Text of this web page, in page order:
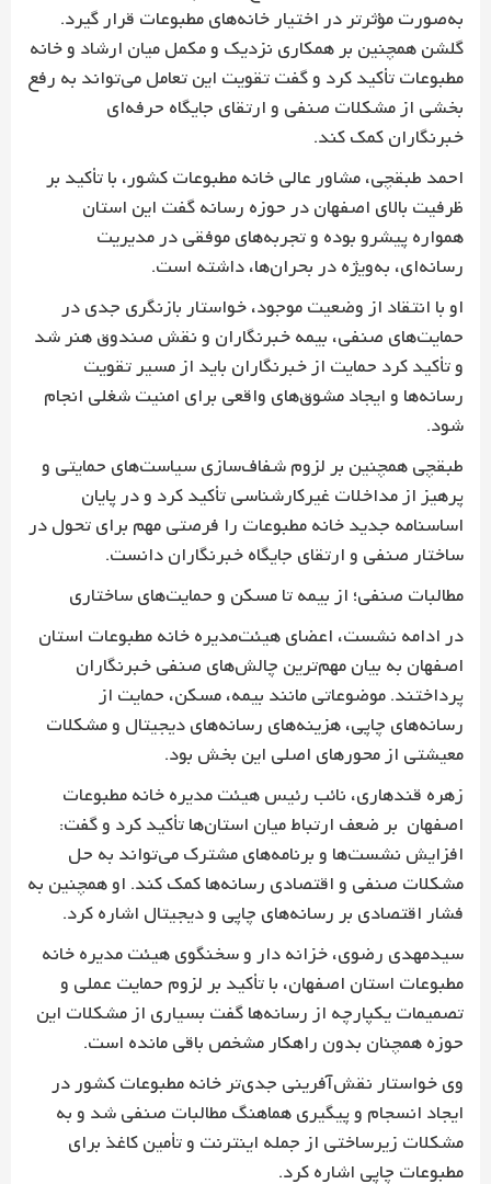
به‌صورت مؤثرتر در اختیار خانه‌های مطبوعات قرار گیرد.
گلشن همچنین بر همکاری نزدیک و مکمل میان ارشاد و خانه
مطبوعات تأکید کرد و گفت تقویت این تعامل می‌تواند به رفع
بخشی از مشکلات صنفی و ارتقای جایگاه حرفه‌ای
خبرنگاران کمک کند.
احمد طبقچی، مشاور عالی خانه مطبوعات کشور، با تأکید بر
ظرفیت بالای اصفهان در حوزه رسانه گفت این استان
همواره پیشرو بوده و تجربه‌های موفقی در مدیریت
رسانه‌ای، به‌ویژه در بحران‌ها، داشته است.
او با انتقاد از وضعیت موجود، خواستار بازنگری جدی در
حمایت‌های صنفی، بیمه خبرنگاران و نقش صندوق هنر شد
و تأکید کرد حمایت از خبرنگاران باید از مسیر تقویت
رسانه‌ها و ایجاد مشوق‌های واقعی برای امنیت شغلی انجام
شود.
طبقچی همچنین بر لزوم شفاف‌سازی سیاست‌های حمایتی و
پرهیز از مداخلات غیرکارشناسی تأکید کرد و در پایان
اساسنامه جدید خانه مطبوعات را فرصتی مهم برای تحول در
ساختار صنفی و ارتقای جایگاه خبرنگاران دانست.
مطالبات صنفی؛ از بیمه تا مسکن و حمایت‌های ساختاری
در ادامه نشست، اعضای هیئت‌مدیره خانه مطبوعات استان
اصفهان به بیان مهم‌ترین چالش‌های صنفی خبرنگاران
پرداختند. موضوعاتی مانند بیمه، مسکن، حمایت از
رسانه‌های چاپی، هزینه‌های رسانه‌های دیجیتال و مشکلات
معیشتی از محورهای اصلی این بخش بود.
زهره قندهاری، نائب رئیس هیئت مدیره خانه مطبوعات
اصفهان بر ضعف ارتباط میان استان‌ها تأکید کرد و گفت:
افزایش نشست‌ها و برنامه‌های مشترک می‌تواند به حل
مشکلات صنفی و اقتصادی رسانه‌ها کمک کند. او همچنین به
فشار اقتصادی بر رسانه‌های چاپی و دیجیتال اشاره کرد.
سیدمهدی رضوی، خزانه دار و سخنگوی هیئت مدیره خانه
مطبوعات استان اصفهان، با تأکید بر لزوم حمایت عملی و
تصمیمات یکپارچه از رسانه‌ها گفت بسیاری از مشکلات این
حوزه همچنان بدون راهکار مشخص باقی مانده است.
وی خواستار نقش‌آفرینی جدی‌تر خانه مطبوعات کشور در
ایجاد انسجام و پیگیری هماهنگ مطالبات صنفی شد و به
مشکلات زیرساختی از جمله اینترنت و تأمین کاغذ برای
مطبوعات چاپی اشاره کرد.